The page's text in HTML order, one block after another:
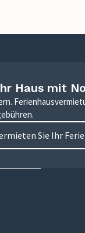
Haus mit
Sie Ihr